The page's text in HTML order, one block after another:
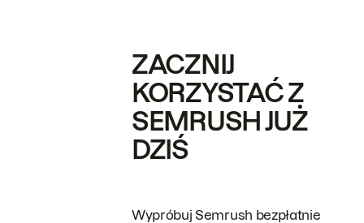
ZACZNIJ
KORZYSTAĆ Z
SEMRUSH JUŻ
DZIŚ
Wypróbuj Semrush bezpłatnie